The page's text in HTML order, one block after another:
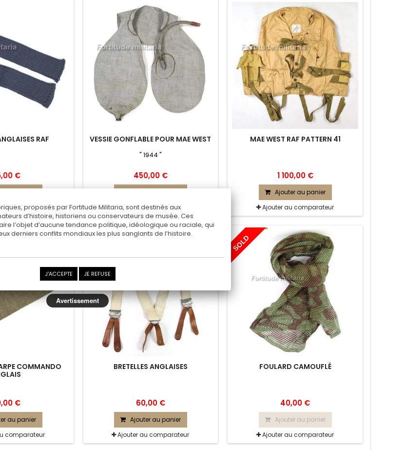
RAF
€
comparateur
VESSIE GONFLABLE POUR MAE WEST
" 1944 "
450,00 €
Ajouter au comparateur
MAE WEST RAF PATTERN 41
1 100,00 €
Ajouter au panier
Ajouter au comparateur
COMMANDO
€
au panier
comparateur
BRETELLES ANGLAISES
60,00 €
Ajouter au panier
Ajouter au comparateur
SOLD
FOULARD CAMOUFLÉ
40,00 €
Ajouter au panier
Ajouter au comparateur
proposés par Fortitude Militaria, sont destinés aux
d’histoire, historiens ou conservateurs de musée. Ces
l’objet d’aucune tendance politique, idéologique ou raciale, qui
derniers conflits mondiaux les plus sanglants de l’histoire.
J'ACCEPTE JE REFUSE
Avertissement